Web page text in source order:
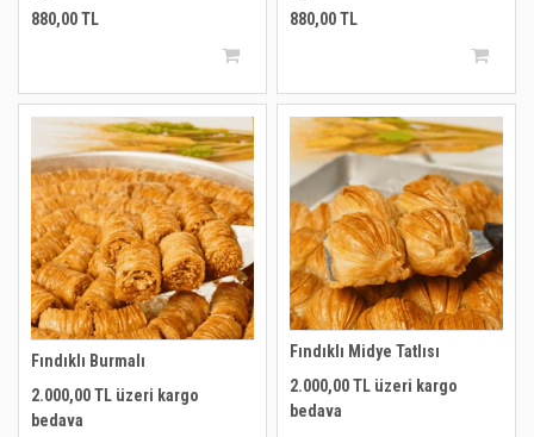
880,00 TL
880,00 TL
Fındıklı Burmalı
2.000,00 TL üzeri kargo
bedava
Fındıklı Midye Tatlısı
2.000,00 TL üzeri kargo
bedava